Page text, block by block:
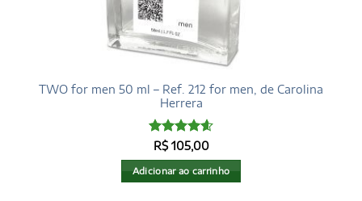
TWO for men 50 ml – Ref. 212 for men, de Carolina
Herrera
Avaliação
4.6de 5
R$105,00
Adicionar ao carrinho